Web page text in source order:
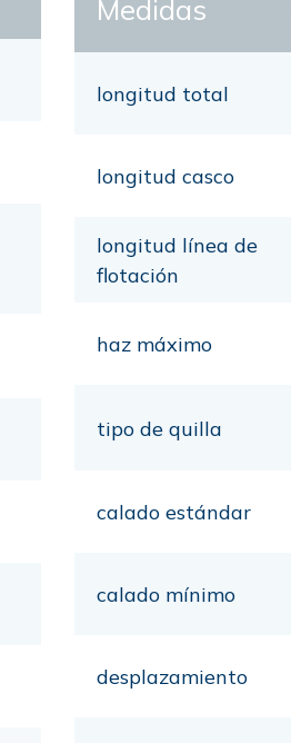
Medidas
longitud total
longitud casco
longitud línea de
flotación
haz máximo
tipo de quilla
calado estándar
calado mínimo
desplazamiento